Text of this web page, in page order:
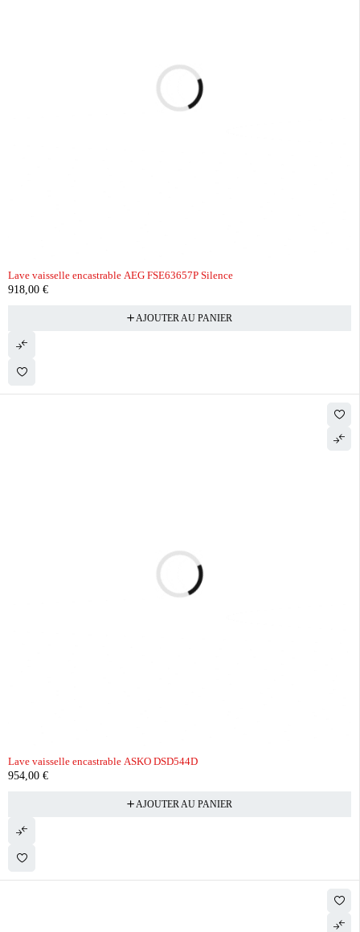
Lave vaisselle encastrable AEG FSE63657P Silence
918,00 €
AJOUTER AU PANIER
Lave vaisselle encastrable ASKO DSD544D
954,00 €
AJOUTER AU PANIER